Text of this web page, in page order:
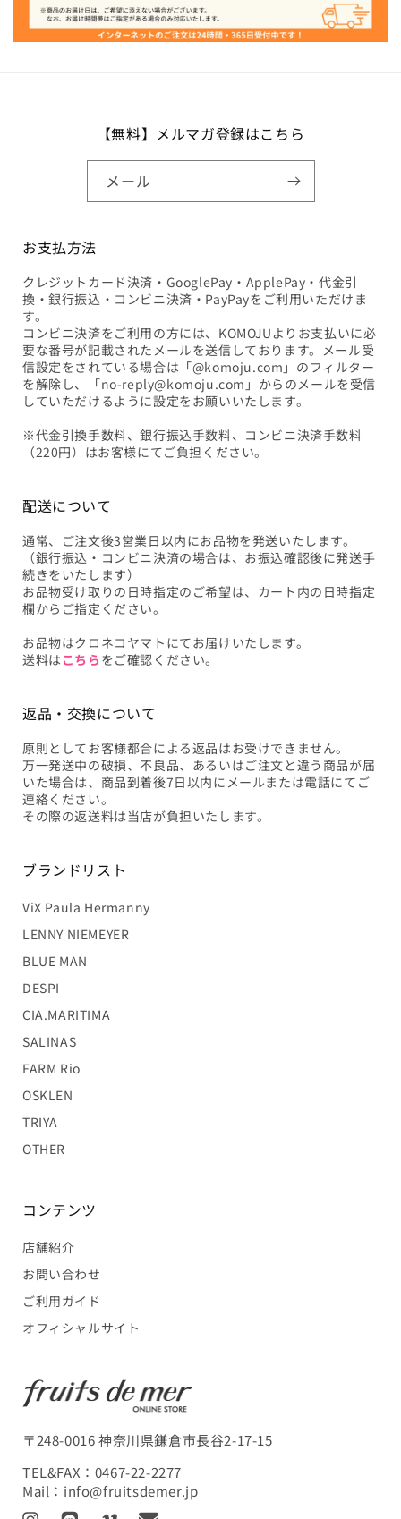
【無料】メルマガ登録はこちら
メール
お支払方法
クレジットカード決済・GooglePay・ApplePay・代金引
換・銀行振込・コンビニ決済・PayPayをご利用いただけま
す。
コンビニ決済をご利用の方には、KOMOJUよりお支払いに必
要な番号が記載されたメールを送信しております。メール受
信設定をされている場合は「@komoju.com」のフィルター
を解除し、「no-reply@komoju.com」からのメールを受信
していただけるように設定をお願いいたします。
※代金引換手数料、銀行振込手数料、コンビニ決済手数料
（220円）はお客様にてご負担ください。
配送について
通常、ご注文後3営業日以内にお品物を発送いたします。
（銀行振込・コンビニ決済の場合は、お振込確認後に発送手
続きをいたします）
お品物受け取りの日時指定のご希望は、カート内の日時指定
欄からご指定ください。
お品物はクロネコヤマトにてお届けいたします。
送料は こちらをご確認ください。
返品・交換について
原則としてお客様都合による返品はお受けできません。
万一発送中の破損、不良品、あるいはご注文と違う商品が届
いた場合は、商品到着後7日以内にメールまたは電話にてご
連絡ください。
その際の返送料は当店が負担いたします。
ブランドリスト
ViX Paula Hermanny
LENNY NIEMEYER
BLUE MAN
DESPI
CIA.MARITIMA
SALINAS
FARM Rio
OSKLEN
TRIYA
OTHER
コンテンツ
店舗紹介
お問い合わせ
ご利用ガイド
オフィシャルサイト
〒248-0016 神奈川県鎌倉市長谷2-17-15
TEL&FAX： 0467-22-2277
Mail： info@fruitsdemer.jp